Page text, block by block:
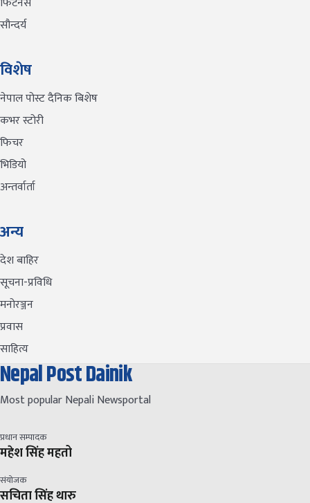
सौन्दर्य
विशेष
नेपाल पोस्ट दैनिक बिशेष
कभर स्टोरी
फिचर
भिडियो
अन्तर्वार्ता
अन्य
देश बाहिर
सूचना-प्रविधि
मनोरञ्जन
प्रवास
साहित्य
Nepal Post Dainik
Most popular Nepali Newsportal
प्रधान सम्पादक
महेश सिंह महतो
संयोजक
सचिता सिंह थारु